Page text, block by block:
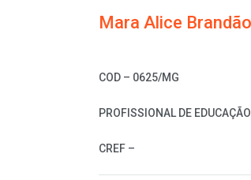
Mara Alice
COD – 0625/MG
PROFISSIONAL DE
CREF –